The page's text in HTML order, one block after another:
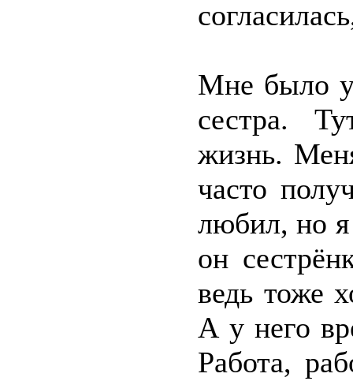
Мне было
сестра.
жизнь.
часто
любил, но я
он
ведь тоже
А у него
Работа,